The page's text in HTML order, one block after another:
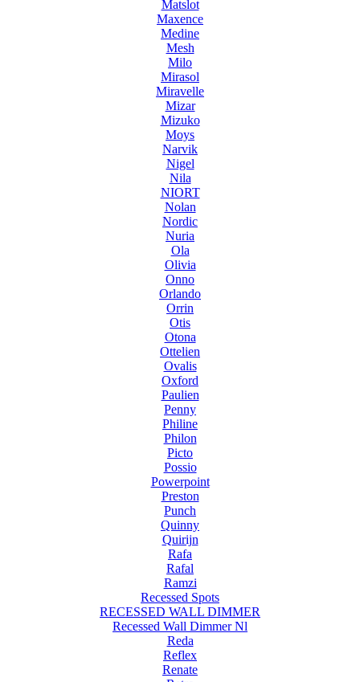
Matslot
Maxence
Medine
Mesh
Milo
Mirasol
Miravelle
Mizar
Mizuko
Moys
Narvik
Nigel
Nila
NIORT
Nolan
Nordic
Nuria
Ola
Olivia
Onno
Orlando
Orrin
Otis
Otona
Ottelien
Ovalis
Oxford
Paulien
Penny
Philine
Philon
Picto
Possio
Powerpoint
Preston
Punch
Quinny
Quirijn
Rafa
Rafal
Ramzi
Recessed Spots
RECESSED WALL DIMMER
Recessed Wall Dimmer Nl
Reda
Reflex
Renate